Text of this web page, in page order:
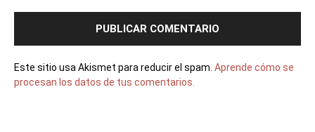
Este sitio usa Akismet para reducir el spam. Aprende cómo se
procesan los datos de tus comentarios.